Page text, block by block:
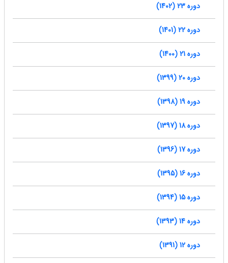
دوره 23 (1402)
دوره 22 (1401)
دوره 21 (1400)
دوره 20 (1399)
دوره 19 (1398)
دوره 18 (1397)
دوره 17 (1396)
دوره 16 (1395)
دوره 15 (1394)
دوره 14 (1393)
دوره 12 (1391)